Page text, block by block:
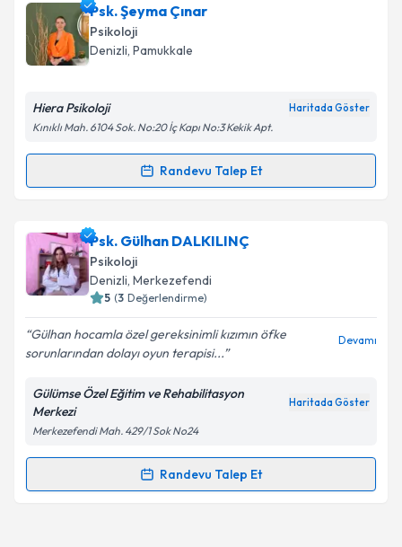
Psk. Fatmanur Çaliçin randevu takvimi talebi
oluşturun. Size bu uzmandan randevu almanız için bir
takvim hazırlandığında e-posta ile bilgilendireceğiz.
Kişisel verilerimin işlenmesine ilişkin
Metni'ni okudum ve kişisel verilerimin belirtilen
Takvim Talebini Gönder
Psk. Şeyma Çınar
Psikoloji
Denizli, Pamukkale
Hiera Psikoloji Haritada Göster
Kınıklı Mah. 6104 Sok. No:20 İç Kapı No:3 Kekik Apt.
Randevu Talep Et
Randevu Takvimi Talebi
Psk. Şeyma Çınar için randevu takvimi talebi
oluşturun. Size bu uzmandan randevu almanız için bir
takvim hazırlandığında e-posta ile bilgilendireceğiz.
Kişisel verilerimin işlenmesine ilişkin
Aydınlatma
kapsamda işlenmesini kabul ediyorum.
Takvim Talebini Gönder
Psk. Gülhan DALKILINÇ
Psikoloji
Denizli, Merkezefendi
5 (3 Değerlendirme)
Gülhan hocamla özel gereksinimli kızımın öfke
sorunlarından dolayı oyun terapisi...
Devamı
Gülümse Özel Eğitim ve Rehabilitasyon
Merkezi
Haritada Göster
Merkezefendi Mah. 429/1 Sok No24
Randevu Talep Et
Randevu Takvimi Talebi